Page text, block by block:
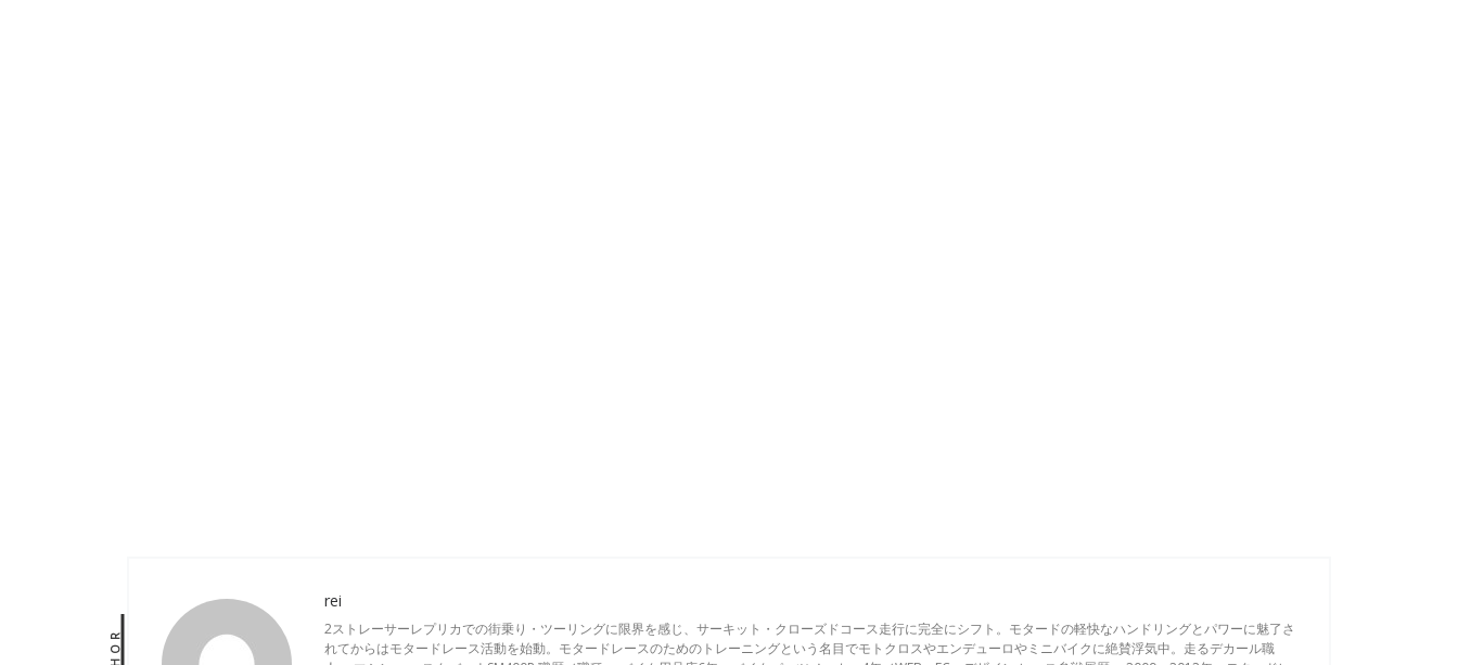
rei
2ストレーサーレプリカでの街乗り・ツーリングに限界を感じ、サーキット・クローズドコース走行に完全にシフト。モタードの軽快なハンドリングとパワーに魅了さ
れてからはモタードレース活動を始動。モタードレースのためのトレーニングという名目でモトクロスやエンデューロやミニバイクに絶賛浮気中。走るデカール職